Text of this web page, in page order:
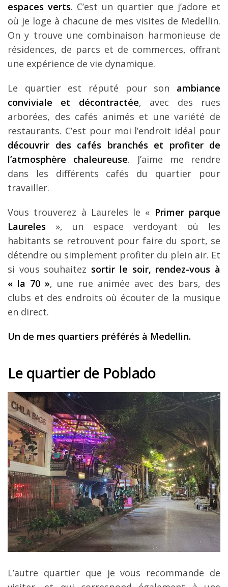
espaces verts. C’est un quartier que j’adore et
où je loge à chacune de mes visites de Medellin.
On y trouve une combinaison harmonieuse de
résidences, de parcs et de commerces, offrant
une expérience de vie dynamique.
Le quartier est réputé pour son ambiance
conviviale et décontractée, avec des rues
arborées, des cafés animés et une variété de
restaurants. C’est pour moi l’endroit idéal pour
découvrir des cafés branchés et profiter de
l’atmosphère chaleureuse. J’aime me rendre
dans les différents cafés du quartier pour
travailler.
Vous trouverez à Laureles le « Primer parque
Laureles », un espace verdoyant où les
habitants se retrouvent pour faire du sport, se
détendre ou simplement profiter du plein air. Et
si vous souhaitez sortir le soir, rendez-vous à
« la 70 », une rue animée avec des bars, des
clubs et des endroits où écouter de la musique
en direct.
Un de mes quartiers préférés à Medellin.
Le quartier de Poblado
L’autre quartier que je vous recommande de